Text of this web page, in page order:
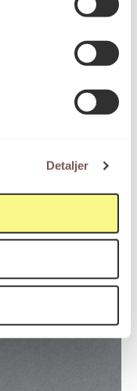
Detaljer
it mine, to